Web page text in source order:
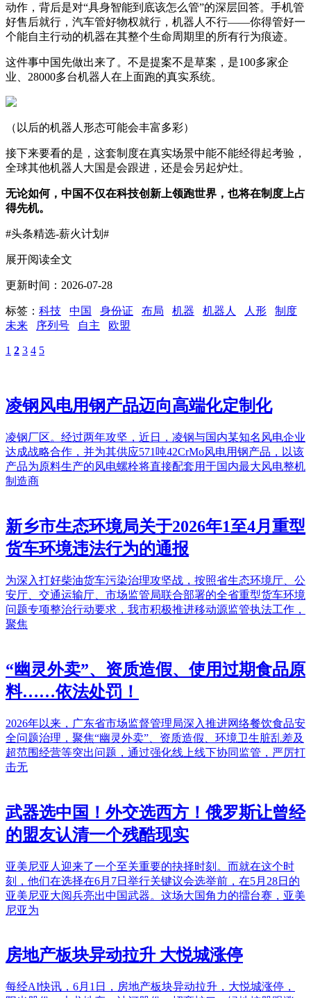
动作，背后是对“具身智能到底该怎么管”的深层回答。手机管
好售后就行，汽车管好物权就行，机器人不行——你得管好一
个能自主行动的机器在其整个生命周期里的所有行为痕迹。
这件事中国先做出来了。不是提案不是草案，是100多家企
业、28000多台机器人在上面跑的真实系统。
（以后的机器人形态可能会丰富多彩）
接下来要看的是，这套制度在真实场景中能不能经得起考验，
全球其他机器人大国是会跟进，还是会另起炉灶。
无论如何，中国不仅在科技创新上领跑世界，也将在制度上占
得先机。
#头条精选-薪火计划#
展开阅读全文
更新时间：2026-07-28
标签： 科技 中国 身份证 布局 机器 机器人 人形
制度
未来
序列号 自主 欧盟
1 2 3 4 5
凌钢风电用钢产品迈向高端化定制化
凌钢厂区。经过两年攻坚，近日，凌钢与国内某知名风电企业
达成战略合作，并为其供应571吨42CrMo风电用钢产品，以该
产品为原料生产的风电螺栓将直接配套用于国内最大风电整机
制造商
新乡市生态环境局关于2026年1至4月重型
货车环境违法行为的通报
为深入打好柴油货车污染治理攻坚战，按照省生态环境厅、公
安厅、交通运输厅、市场监管局联合部署的全省重型货车环境
问题专项整治行动要求，我市积极推进移动源监管执法工作，
聚焦
“幽灵外卖”、资质造假、使用过期食品原
料……依法处罚！
2026年以来，广东省市场监督管理局深入推进网络餐饮食品安
全问题治理，聚焦“幽灵外卖”、资质造假、环境卫生脏乱差及
超范围经营等突出问题，通过强化线上线下协同监管，严厉打
击无
武器选中国！外交选西方！俄罗斯让曾经
的盟友认清一个残酷现实
亚美尼亚人迎来了一个至关重要的抉择时刻。而就在这个时
刻，他们在选择在6月7日举行关键议会选举前，在5月28日的
亚美尼亚大阅兵亮出中国武器。这场大国角力的擂台赛，亚美
尼亚为
房地产板块异动拉升 大悦城涨停
每经AI快讯，6月1日，房地产板块异动拉升，大悦城涨停，